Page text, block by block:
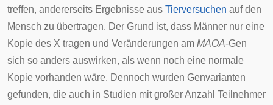
treffen, andererseits Ergebnisse aus Tierversuchen auf den
Mensch zu übertragen. Der Grund ist, dass Männer nur eine
Kopie des X tragen und Veränderungen am MAOA-Gen
sich so anders auswirken, als wenn noch eine normale
Kopie vorhanden wäre. Dennoch wurden Genvarianten
gefunden, die auch in Studien mit großer Anzahl Teilnehmer